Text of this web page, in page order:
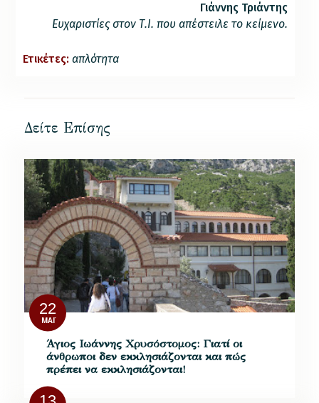
Γιάννης Τριάντης
Ευχαριστίες στον Τ.Ι. που απέστειλε το κείμενο.
Ετικέτες: απλότητα
Δείτε Επίσης
22
ΜΆΙ
Άγιος Ιωάννης Χρυσόστομος: Γιατί οι
άνθρωποι δεν εκκλησιάζονται και πώς
πρέπει να εκκλησιάζονται!